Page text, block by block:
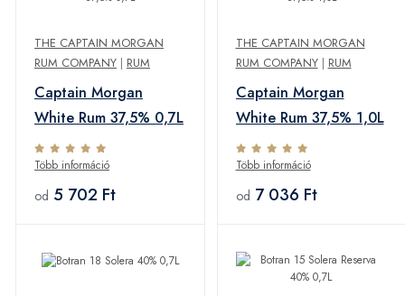
THE CAPTAIN MORGAN
RUM COMPANY | RUM
Captain Morgan
White Rum 37,5% 0,7L
Több információ
od 5 702 Ft
THE CAPTAIN MORGAN
RUM COMPANY| RUM
Captain Morgan
White Rum 37,5% 1,0L
Több információ
od 7 036 Ft